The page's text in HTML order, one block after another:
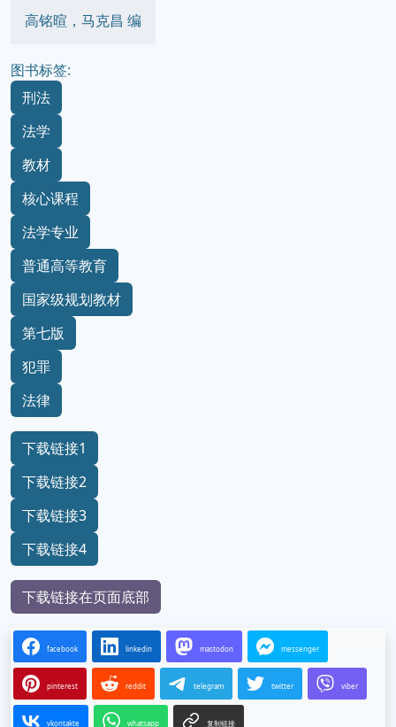
高铭暄，马克昌 编
图书标签:
刑法
法学
教材
核心课程
法学专业
普通高等教育
国家级规划教材
第七版
犯罪
法律
下载链接1
下载链接2
下载链接3
下载链接4
下载链接在页面底部
facebook linkedin mastodon messenger
pinterest reddit telegram twitter viber
vkontakte whatsapp 复制链接